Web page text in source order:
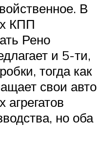
В
КПП
Рено
и 5-ти,
тогда как
свои авто
агрегатов
но оба